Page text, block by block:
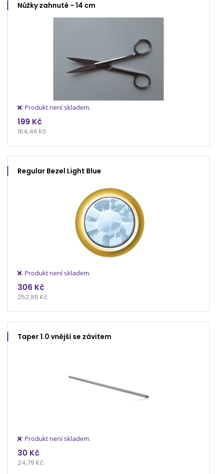
Nůžky zahnuté - 14 cm
Produkt není skladem.
199 Kč
164,46 Kč
Regular Bezel Light Blue
Produkt není skladem.
306 Kč
252,89 Kč
Taper 1.0 vnější se závitem
Produkt není skladem.
30 Kč
24,79 Kč